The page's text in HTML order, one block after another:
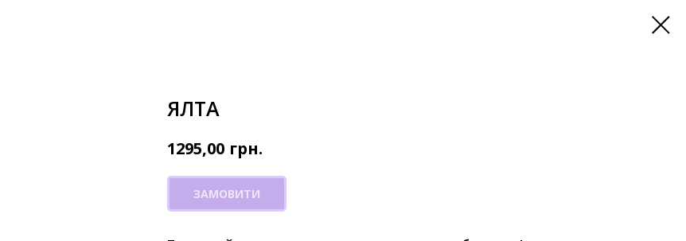
ЯЛТА
1295,00 грн.
ЗАМОВИТИ